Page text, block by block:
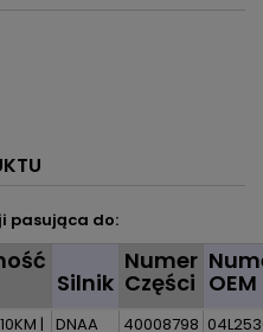
pasująca do:
Silnik
Numer
Części OEM
| DNAA
40008798